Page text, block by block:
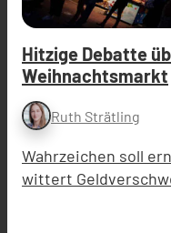
Hitzige Debatte
Weihnachtsmarkt
Ruth Strätling
Wahrzeichen soll
wittert